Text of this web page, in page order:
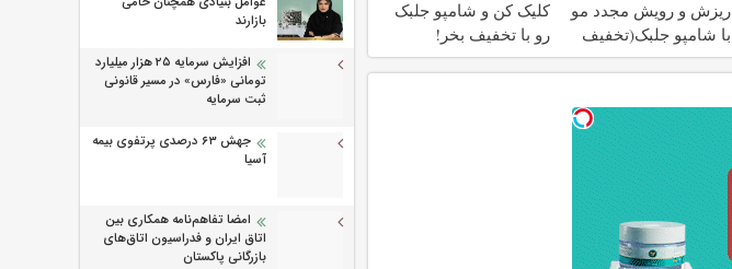
ریزش و رویش مجدد مو
با شامپو جلبک(تخفیف
ویژه)
کلیک کن و شامپو جلبک
رو با تخفیف بخر!
بازارند
افزایش سرمایه ۲۵ هزار میلیارد
تومانی «فارس» در مسیر قانونی
ثبت سرمایه
جهش ۶۳ درصدی پرتفوی بیمه
آسیا
امضا تفاهم‌نامه همکاری بین
اتاق ایران و فدراسیون اتاق‌های
بازرگانی پاکستان